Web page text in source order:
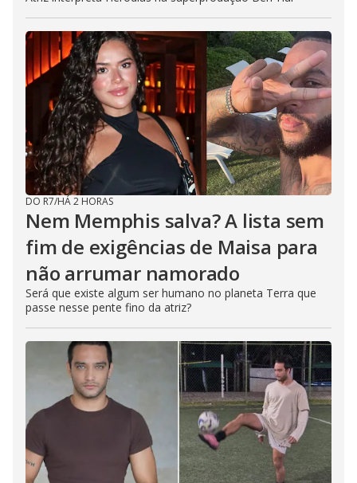
DO R7/HÁ 2 HORAS
Nem Memphis salva? A lista sem
fim de exigências de Maisa para
não arrumar namorado
Será que existe algum ser humano no planeta Terra que
passe nesse pente fino da atriz?